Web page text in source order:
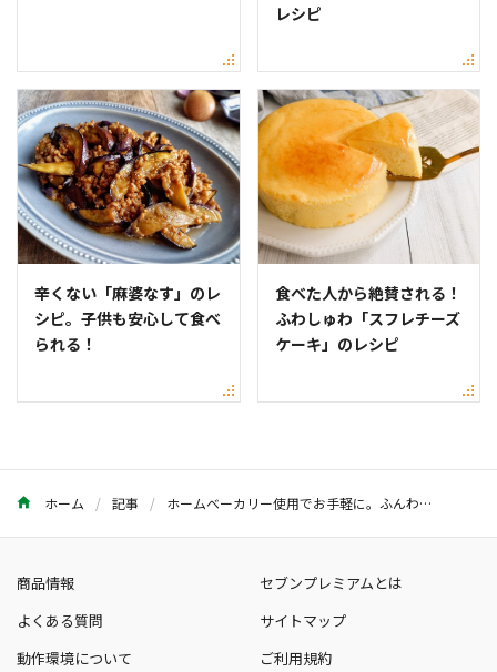
レシピ
辛くない「麻婆なす」のレ
シピ。子供も安心して食べ
られる！
食べた人から絶賛される！
ふわしゅわ「スフレチーズ
ケーキ」のレシピ
ホーム 記事 ホームベーカリー使用でお手軽に。ふんわりプチチョコ食パンのレシピ
商品情報
セブンプレミアムとは
よくある質問
サイトマップ
動作環境について
ご利用規約